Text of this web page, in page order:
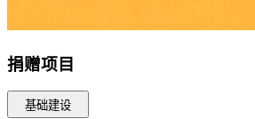
捐赠项目
基础建设